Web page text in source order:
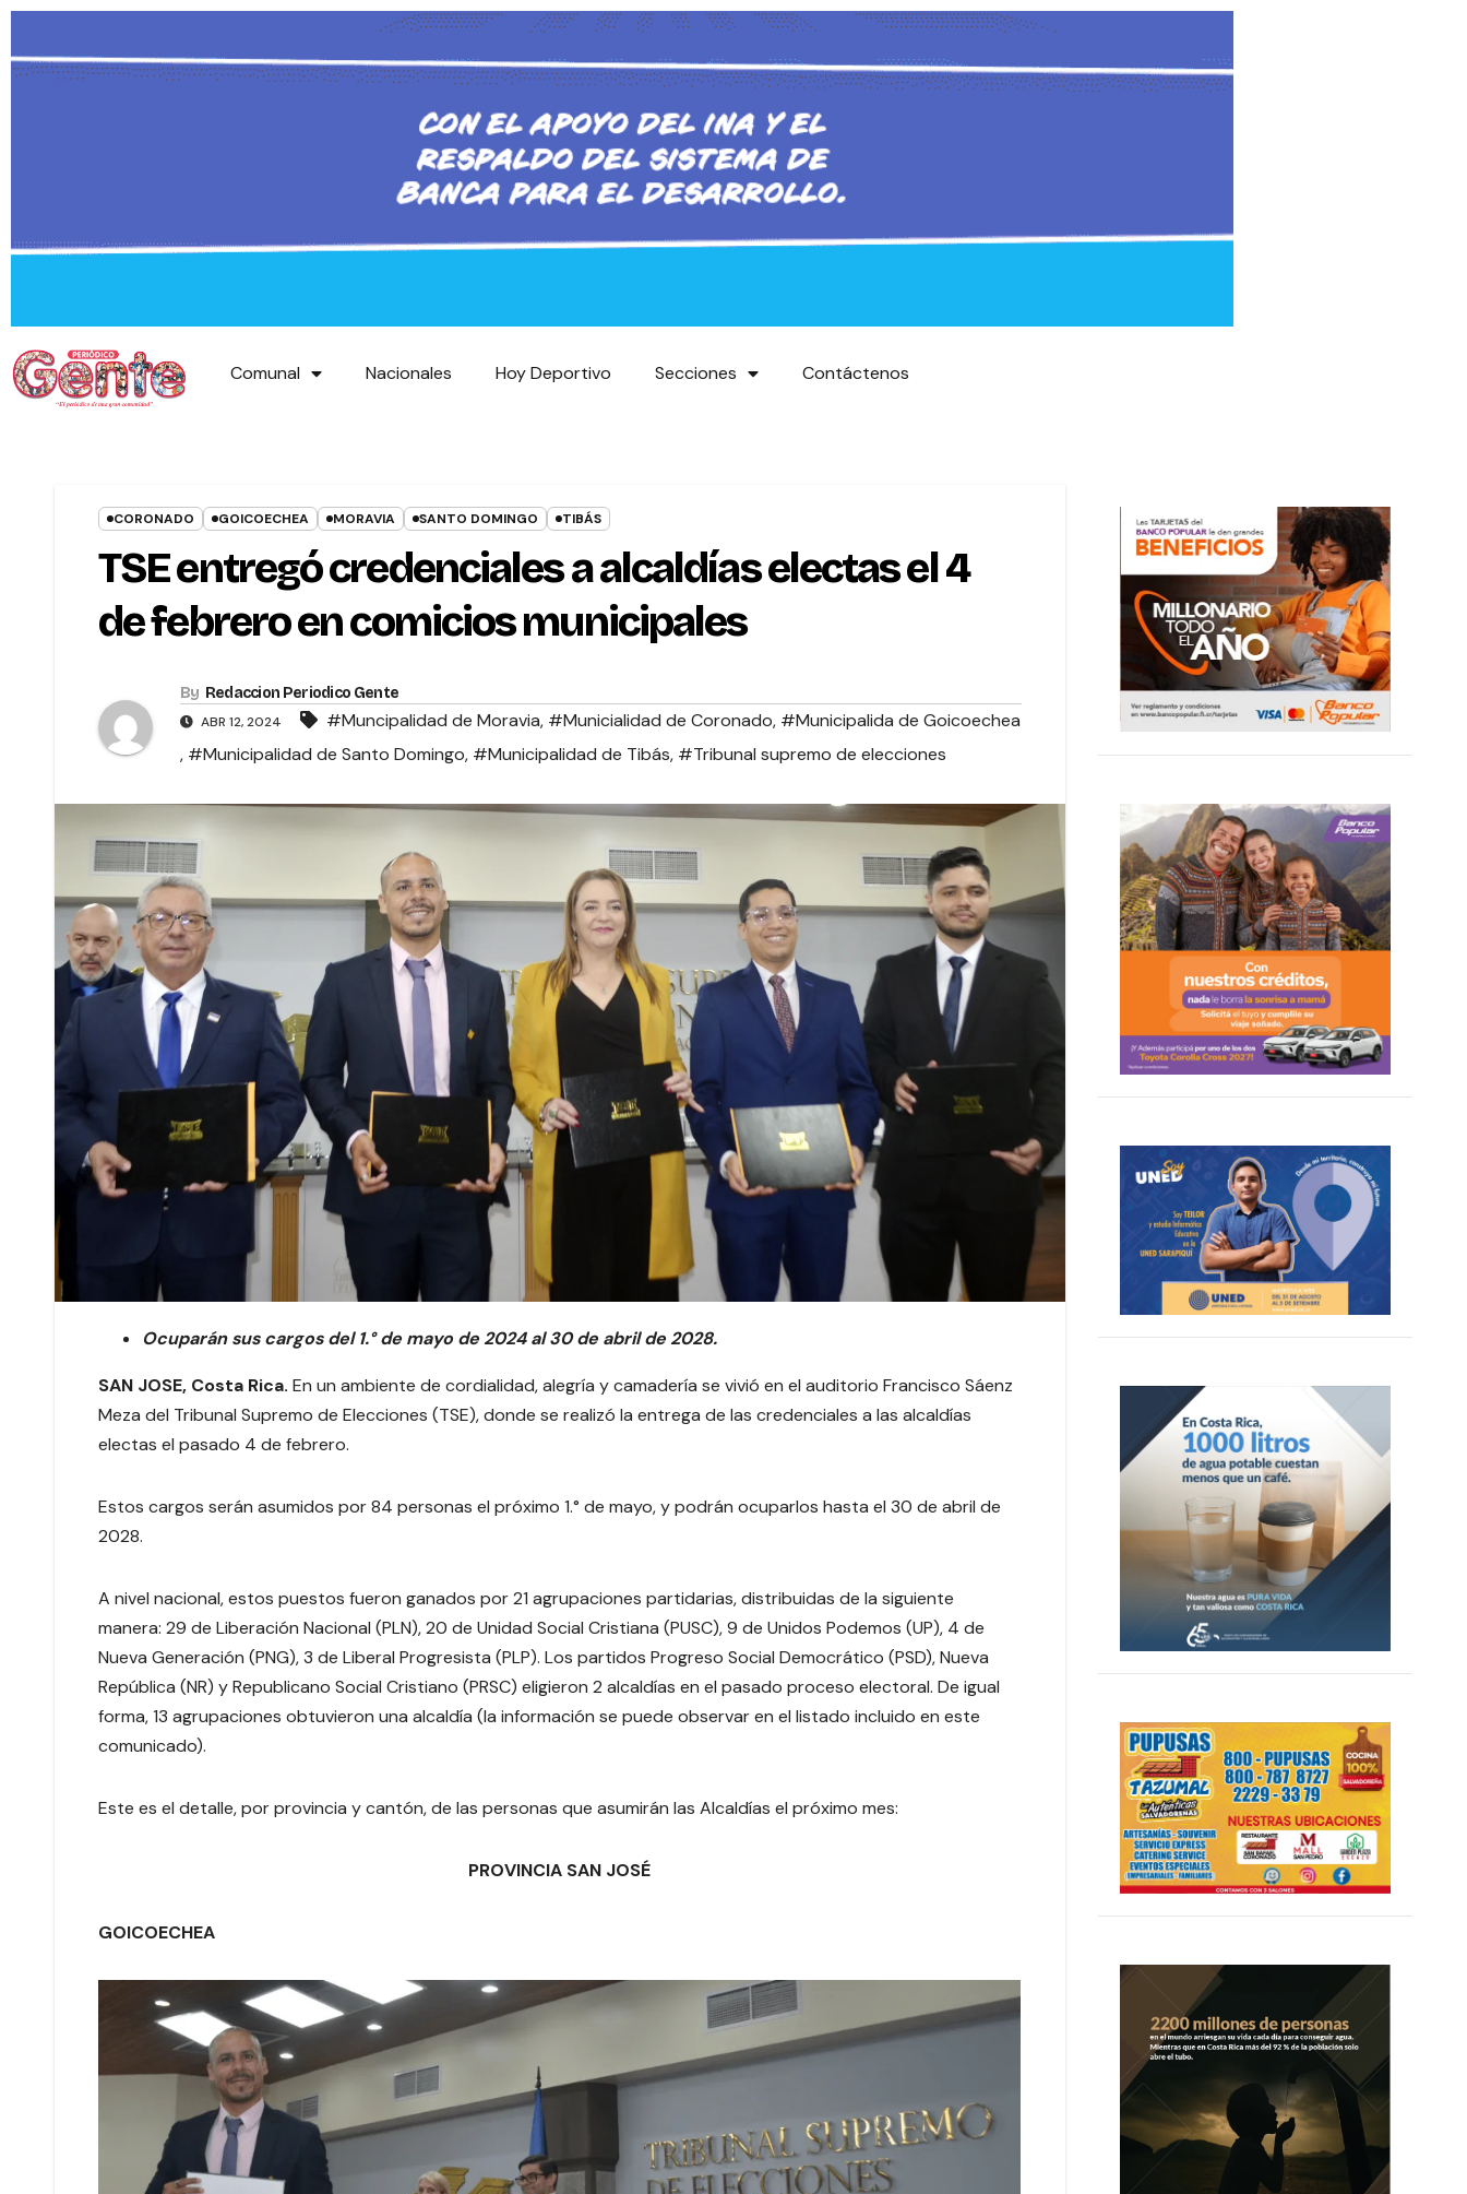
Comunal Nacionales Hoy Deportivo Secciones Contáctenos
CORONADO GOICOECHEA MORAVIA SANTO DOMINGO TIBÁS
TSE entregó credenciales a alcaldías electas el 4
de febrero en comicios municipales
By Redaccion Periodico Gente
ABR 12, 2024 #Muncipalidad de Moravia, #Municialidad de Coronado, #Municipalida de Goicoechea
, #Municipalidad de Santo Domingo, #Municipalidad de Tibás, #Tribunal supremo de elecciones
Ocuparán sus cargos del 1.° de mayo de 2024 al 30 de abril de 2028.
SAN JOSE, Costa Rica. En un ambiente de cordialidad, alegría y camadería se vivió en el auditorio Francisco Sáenz
Meza del Tribunal Supremo de Elecciones (TSE), donde se realizó la entrega de las credenciales a las alcaldías
electas el pasado 4 de febrero.
Estos cargos serán asumidos por 84 personas el próximo 1.° de mayo, y podrán ocuparlos hasta el 30 de abril de
2028.
A nivel nacional, estos puestos fueron ganados por 21 agrupaciones partidarias, distribuidas de la siguiente
manera: 29 de Liberación Nacional (PLN), 20 de Unidad Social Cristiana (PUSC), 9 de Unidos Podemos (UP), 4 de
Nueva Generación (PNG), 3 de Liberal Progresista (PLP). Los partidos Progreso Social Democrático (PSD), Nueva
República (NR) y Republicano Social Cristiano (PRSC) eligieron 2 alcaldías en el pasado proceso electoral. De igual
forma, 13 agrupaciones obtuvieron una alcaldía (la información se puede observar en el listado incluido en este
comunicado).
Este es el detalle, por provincia y cantón, de las personas que asumirán las Alcaldías el próximo mes:
PROVINCIA SAN JOSÉ
GOICOECHEA